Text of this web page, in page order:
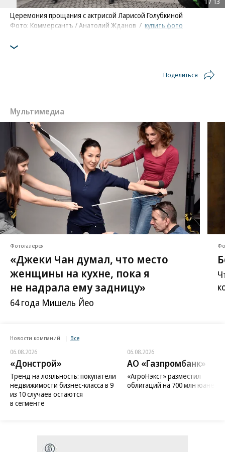
Церемония прощания с актрисой Ларисой Голубкиной
Фото: Коммерсантъ / Анатолий Жданов / купить фото
Поделиться
Мультимедиа
Фотогалерея
«Джеки Чан думал, что место
женщины на кухне, пока я
не надрала ему задницу»
64 года Мишель Йео
Новости компаний Все
06.08.2026
«Донстрой»
Тренд на лояльность: покупатели
недвижимости бизнес-класса в 9
из 10 случаев остаются
в сегменте
06.08.2026
АО «Газпромбанк»
«АгроНэкст» разместил
облигаций на 700 млн юаней